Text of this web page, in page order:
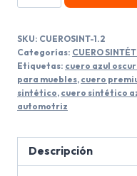
Sintético
Oscuro
cantidad
SKU: CUEROSINT-1.2
Categorías: CUERO
Etiquetas: cuero azul
para muebles, cuero
sintético, cuero sintético
automotriz
Descripción